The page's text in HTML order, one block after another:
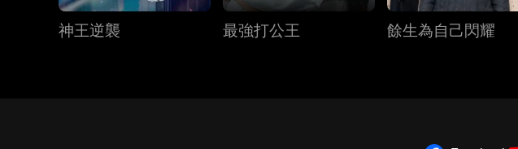
神王逆襲 最強打公王 餘生為自己閃耀